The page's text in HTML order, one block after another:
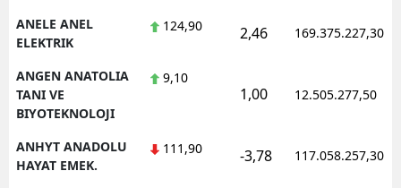
ANELE ANEL
ELEKTRIK
124,90 2,46 169.375.227,30
ANGEN ANATOLIA
TANI VE
BIYOTEKNOLOJI
9,10
1,00 12.505.277,50
ANHYT ANADOLU
HAYAT EMEK.
111,90 -3,78 117.058.257,30